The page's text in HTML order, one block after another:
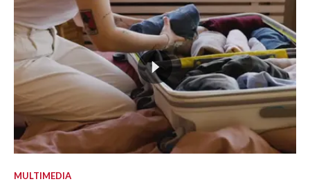
MULTIMEDIA